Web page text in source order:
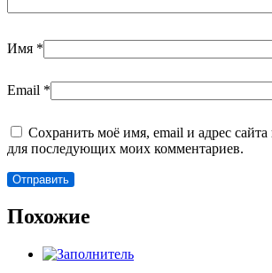
Имя *
Email *
Сохранить моё имя, email и адрес сайта
для последующих моих комментариев.
Похожие